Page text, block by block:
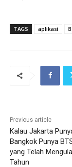
TAGS aplikasi
Previous article
Kalau Jakarta
Bangkok Punya
yang Telah
Tahun